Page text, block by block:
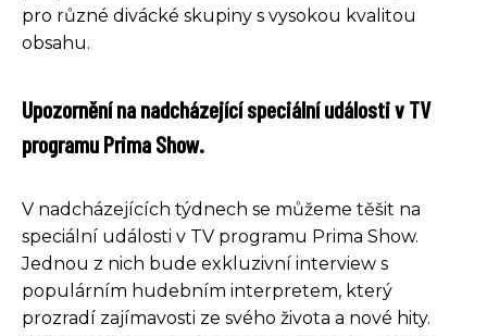
pro různé divácké skupiny s vysokou kvalitou
obsahu.
Upozornění na nadcházející speciální události v TV
programu Prima Show.
V nadcházejících týdnech se můžeme těšit na
speciální události v TV programu Prima Show.
Jednou z nich bude exkluzivní interview s
populárním hudebním interpretem, který
prozradí zajímavosti ze svého života a nové hity.